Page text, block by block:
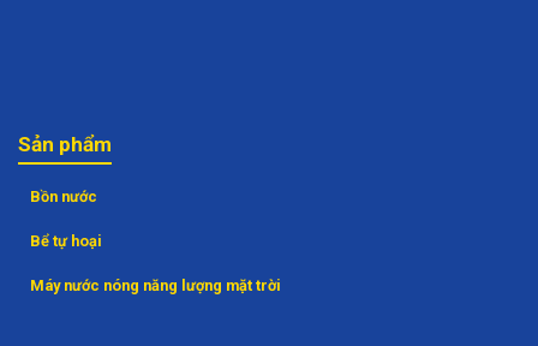
Sản phẩm
Bồn nước
Bể tự hoại
Máy nước nóng năng lượng mặt trời